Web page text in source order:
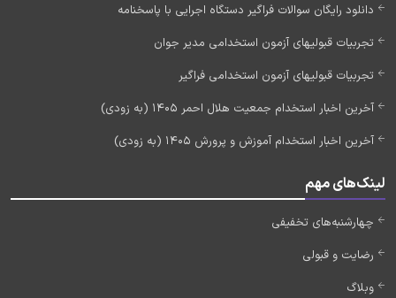
دانلود رایگان سوالات فراگیر دستگاه اجرایی با پاسخنامه
تجربیات قبولیهای آزمون استخدامی مدیر جوان
تجربیات قبولیهای آزمون استخدامی فراگیر
آخرین اخبار استخدام جمعیت هلال احمر 1405 (به زودی)
آخرین اخبار استخدام آموزش و پرورش 1405 (به زودی)
لینک‌های مهم
چهارشنبه‌های تخفیفی
رضایت و قبولی
وبلاگ